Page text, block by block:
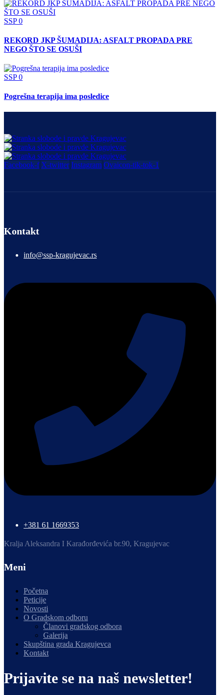
SSP0
REKORD JKP ŠUMADIJA: ASFALT PROPADA PRE
NEGO ŠTO SE OSUŠI
SSP0
Pogrešna terapija ima posledice
Facebook-f X-twitter Instagram Ovaicon-tik-tok-1
Kontakt
info@ssp-kragujevac.rs
+381 61 1669353
Kralja Aleksandra I Karađorđevića br.90, Kragujevac
Meni
Početna
Peticije
Novosti
O Gradskom odboru
Članovi gradskog odbora
Galerija
Skupština grada Kragujevca
Kontakt
Prijavite se na naš newsletter!